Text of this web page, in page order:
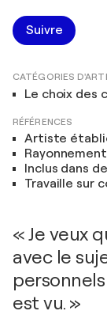
Suivre
CATÉGORIES
Le choix des
RÉFÉRENCES
Artiste
Inclus dans
Travaille sur
« Je veux
avec le
est vu. »